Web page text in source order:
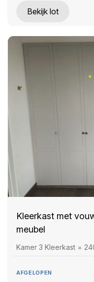
Bekijk lot
Kleerkast met
meubel
Kamer 3 Kleerkast =
AFGELOPEN